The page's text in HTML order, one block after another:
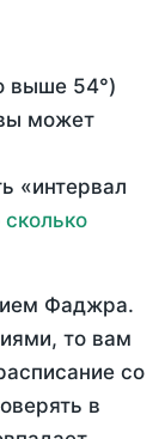
выше 54°)
может
«интервал
сколько
Фаджра.
то вам
со
в